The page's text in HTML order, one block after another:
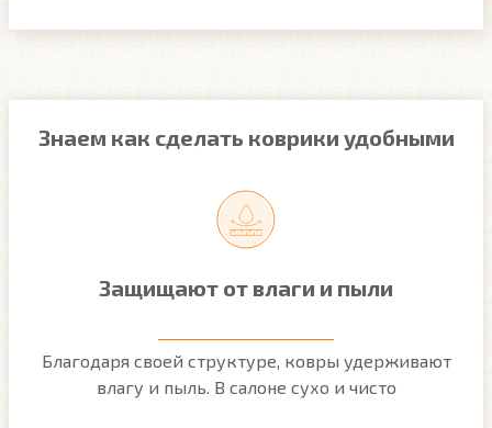
Знаем как сделать коврики удобными
Защищают от влаги и пыли
Благодаря своей структуре, ковры удерживают
влагу и пыль. В салоне сухо и чисто